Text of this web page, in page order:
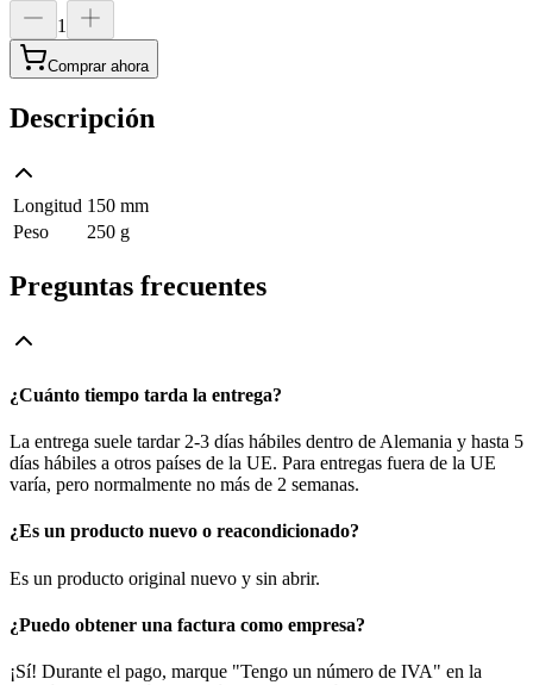
1
Comprar ahora
Descripción
Longitud 150 mm
Peso
250 g
Preguntas frecuentes
¿Cuánto tiempo tarda la entrega?
La entrega suele tardar 2-3 días hábiles dentro de Alemania y hasta 5
días hábiles a otros países de la UE. Para entregas fuera de la UE
varía, pero normalmente no más de 2 semanas.
¿Es un producto nuevo o reacondicionado?
Es un producto original nuevo y sin abrir.
¿Puedo obtener una factura como empresa?
¡Sí! Durante el pago, marque "Tengo un número de IVA" en la